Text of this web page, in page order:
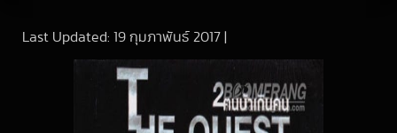
Last Updated: 19 กุมภาพันธ์ 2017